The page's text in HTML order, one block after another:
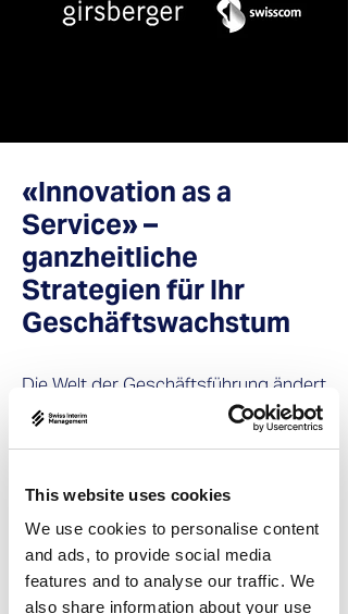
This website uses cookies
We use cookies to personalise content
and ads, to provide social media
features and to analyse our traffic. We
also share information about your use
«Innovation as a
Service» –
ganzheitliche
Strategien für Ihr
Geschäftswachstum
Die Welt der Geschäftsführung ändert
sich rasant. Unternehmen, die
nachhaltig erfolgreich sein wollen,
Transformation fest in ihre DNA
integrieren.
Hier setzt unser Interim Service
«Innovation as a Service» an: Sie